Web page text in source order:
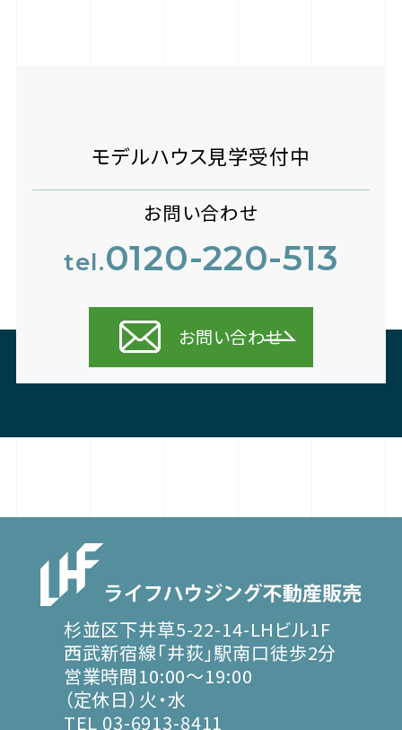
モデルハウス見学受付中
お問い合わせ
tel.0120-220-513
お問い合わせ
杉並区下井草5-22-14-LHビル1F
西武新宿線「井荻」駅南口徒歩2分
営業時間10:00～19:00
（定休日）火・水
TEL 03-6913-8411